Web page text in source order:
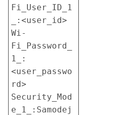
Fi_User_ID_1
_:<user_id>
Wi-
Fi_Password_
1_:
<user_passwo
rd>
Security_Mod
e_1_:Samodej